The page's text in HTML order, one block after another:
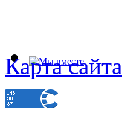
Карта сайта